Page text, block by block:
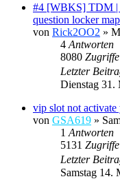
#4 [WBKS] TDM
question locker
von Rick2OO2 »
4 Antworten
8080 Zugriffe
Letzter
Dienstag 31.
vip slot not activate
von GSA619 »
1 Antworten
5131 Zugriffe
Letzter
Samstag 14.